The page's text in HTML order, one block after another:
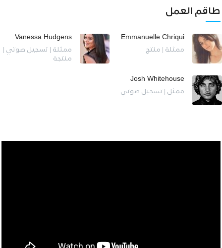
طاقم العمل
Emmanuelle Chriqui
ممثلة | منتج
Vanessa Hudgens
ممثلة | تسجيل صوتي |
منتجة
Josh Whitehouse
ممثل | تسجيل صوتي